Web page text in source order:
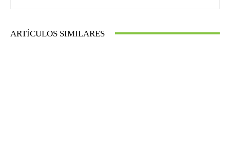
ARTÍCULOS SIMILARES